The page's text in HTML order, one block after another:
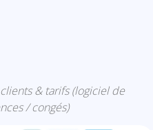
& tarifs (logiciel de
/ congés)